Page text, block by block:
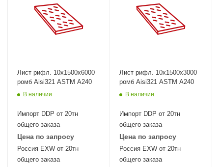
Лист рифл. 10x1500х6000
ромб Aisi321 ASTM A240
В наличии
Импорт DDP от 20тн
общего заказа
Цена по запросу
Россия EXW от 20тн
общего заказа
Лист рифл. 10x1500х3000
ромб Aisi321 ASTM A240
В наличии
Импорт DDP от 20тн
общего заказа
Цена по запросу
Россия EXW от 20тн
общего заказа